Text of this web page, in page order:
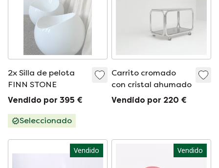
2x Silla de pelota
FINN STONE
Vendido por 395 €
Seleccionado
Carrito cromado
con cristal ahumado
Vendido por 220 €
Vendido Vendido